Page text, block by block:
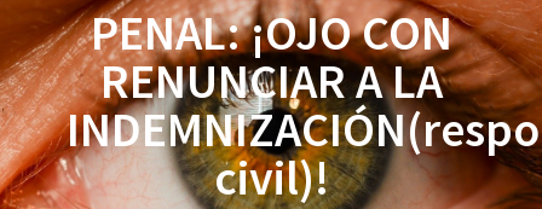
PENAL: ¡OJO CON
RENUNCIAR A LA
civil)!